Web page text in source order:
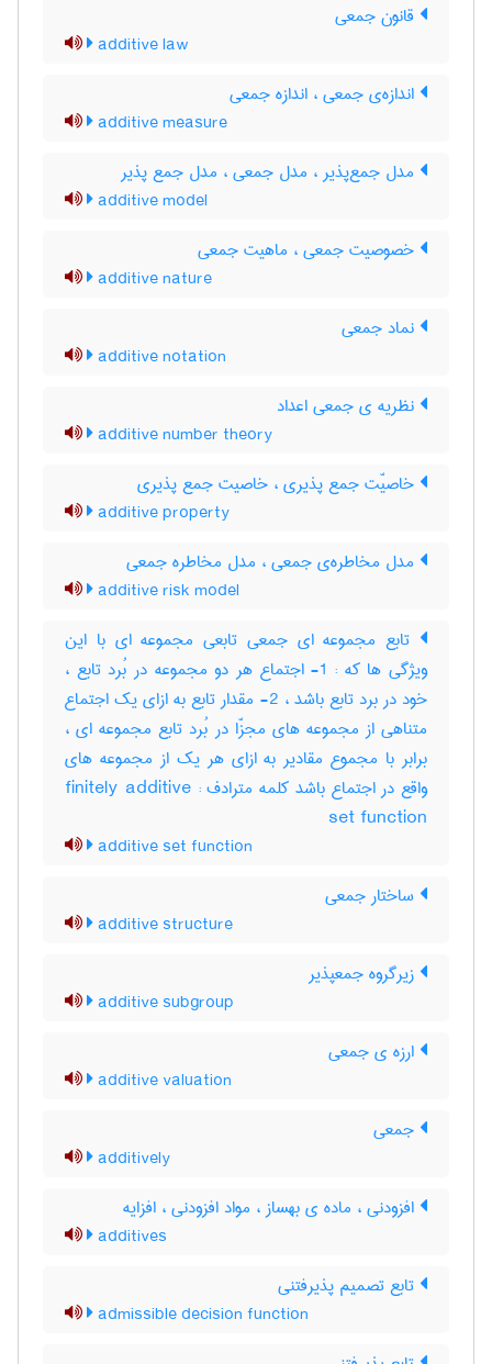
قانون جمعی
additive law
اندازه‌ی جمعی ، اندازه جمعی
additive measure
مدل جمع‌پذیر ، ‌مدل جمعی ، مدل جمع پذیر
additive model
خصوصیت جمعی ، ماهیت جمعی
additive nature
نماد جمعی
additive notation
نظریه ی جمعی اعداد
additive number theory
خاصیّت جمع پذیری ، خاصیت جمع پذیری
additive property
مدل مخاطره‌ی جمعی ، مدل مخاطره جمعی
additive risk model
تابع مجموعه ای جمعی تابعی مجموعه ای با این
ویژگی ها که : 1- اجتماع هر دو مجموعه در بُرد تابع ،
خود در برد تابع باشد ، 2- مقدار تابع به ازای یک اجتماع
متناهی از مجموعه های مجزّا در بُرد تابع مجموعه ای ،
برابر با مجموع مقادیر به ازای هر یک از مجموعه های
واقع در اجتماع باشد کلمه مترادف : finitely additive
set function
additive set function
ساختار جمعی
additive structure
زیرگروه جمعپذیر
additive subgroup
ارزه ی جمعی
additive valuation
جمعی
additively
افزودنی ، ماده ی بهساز ، مواد افزودنی ، افزایه
additives
تابع تصمیم پذیرفتنی
admissible decision function